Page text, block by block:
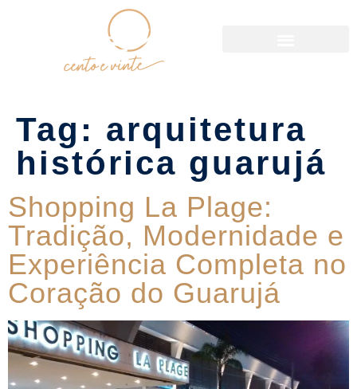
Tag: arquitetura
histórica guarujá
Shopping La Plage:
Tradição, Modernidade e
Experiência Completa no
Coração do Guarujá